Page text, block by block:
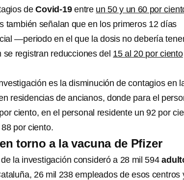
deCovid-19entre un 50 y un 60 por
también señalan que en los primeros 12 días
—periodo en el que la dosis no debería
registran reducciones del 15 al 20 por ciento
es la disminución de contagios en
residencias de ancianos, donde para el
ciento, en el personal residente un 92 por
por ciento.
torno a la vacuna de Pfizer
la investigación consideró a 28 mil 594
26 mil 238 empleados de esos centros